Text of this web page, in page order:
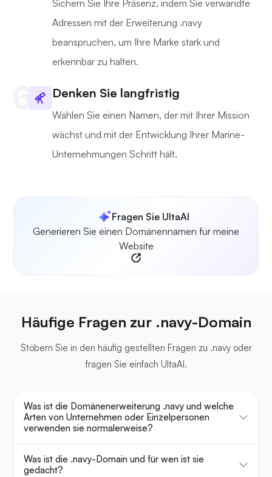
Sichern Sie Ihre Präsenz, indem Sie verwandte
Adressen mit der Erweiterung .navy
beanspruchen, um Ihre Marke stark und
erkennbar zu halten.
Denken Sie langfristig
Wählen Sie einen Namen, der mit Ihrer Mission
wächst und mit der Entwicklung Ihrer Marine-
Unternehmungen Schritt hält.
Fragen Sie UltaAI
Generieren Sie einen Domänennamen für meine
Website
Häufige Fragen zur .navy-Domain
Stöbern Sie in den häufig gestellten Fragen zu .navy oder
fragen Sie einfach UltaAI.
Was ist die Domänenerweiterung .navy und welche
Arten von Unternehmen oder Einzelpersonen
verwenden sie normalerweise?
Was ist die .navy-Domain und für wen ist sie
gedacht?